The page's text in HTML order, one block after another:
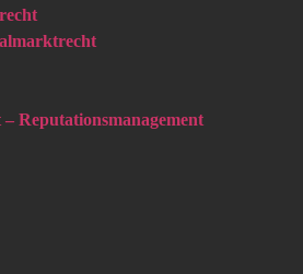
Reputationsmanagement